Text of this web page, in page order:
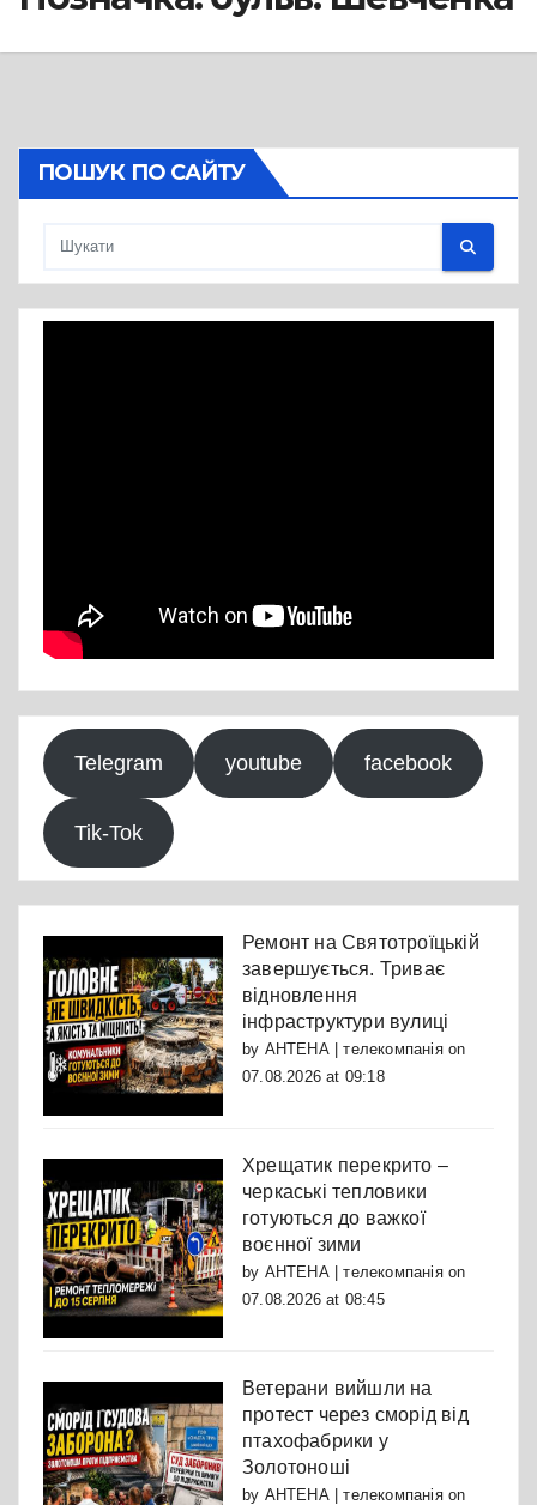
ПОШУК ПО САЙТУ
Telegram youtube facebook
Tik-Tok
Ремонт на Святотроїцькій
завершується. Триває
відновлення
інфраструктури вулиці
by АНТЕНА | телекомпаніяon
07.08.2026 at 09:18
Хрещатик перекрито –
черкаські тепловики
готуються до важкої
воєнної зими
by АНТЕНА | телекомпаніяon
07.08.2026 at 08:45
Ветерани вийшли на
протест через сморід від
птахофабрики у
Золотоноші
by АНТЕНА | телекомпаніяon